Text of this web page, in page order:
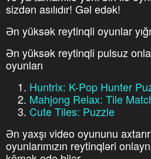
sizdən asılıdır! Gəl edək!
Ən yüksək reytinqli oyunlar
Ən yüksək reytinqli pulsuz
oyunları
Huntrix: K-Pop Hunter
Mahjong Relax: Tile
Cute Tiles: Puzzle
Ən yaxşı video oyununu
oyunlarımızın reytinqləri